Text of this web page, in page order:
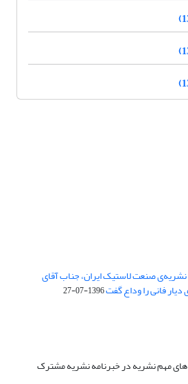
صنعت لاستیک ایران، جناب آقای
فانی را وداع گفت1396-07-27
های مهم نشریه در خبرنامه نشریه مشترک